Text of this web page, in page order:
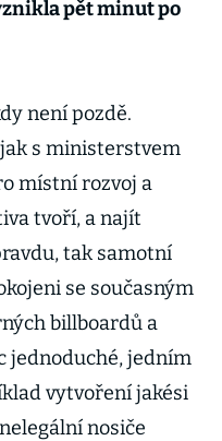
pět minut po
není pozdě.
s ministerstvem
místní rozvoj a
tvoří, a najít
tak samotní
se současným
billboardů a
jednoduché, jedním
vytvoření jakési
nosiče